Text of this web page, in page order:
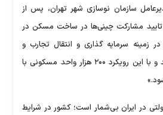
سازمان نوسازی شهر تهران، پس از
مشارکت چینی‌ها در ساخت مسکن در
در زمینه سرمایه گذاری و انتقال تجارب و
تکنولوژی مشارکت می‌کنند و با این رویکرد ۲۰۰ هزار واحد مسکونی با
در ایران بی‌شمار است؛ کشور در شرایط